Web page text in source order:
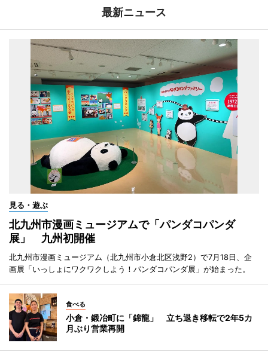
最新ニュース
見る・遊ぶ
北九州市漫画ミュージアムで「パンダコパンダ
展」 九州初開催
北九州市漫画ミュージアム（北九州市小倉北区浅野2）で7月18日、企
画展「いっしょにワクワクしよう！パンダコパンダ展」が始まった。
食べる
小倉・鍛冶町に「錦龍」 立ち退き移転で2年5カ
月ぶり営業再開